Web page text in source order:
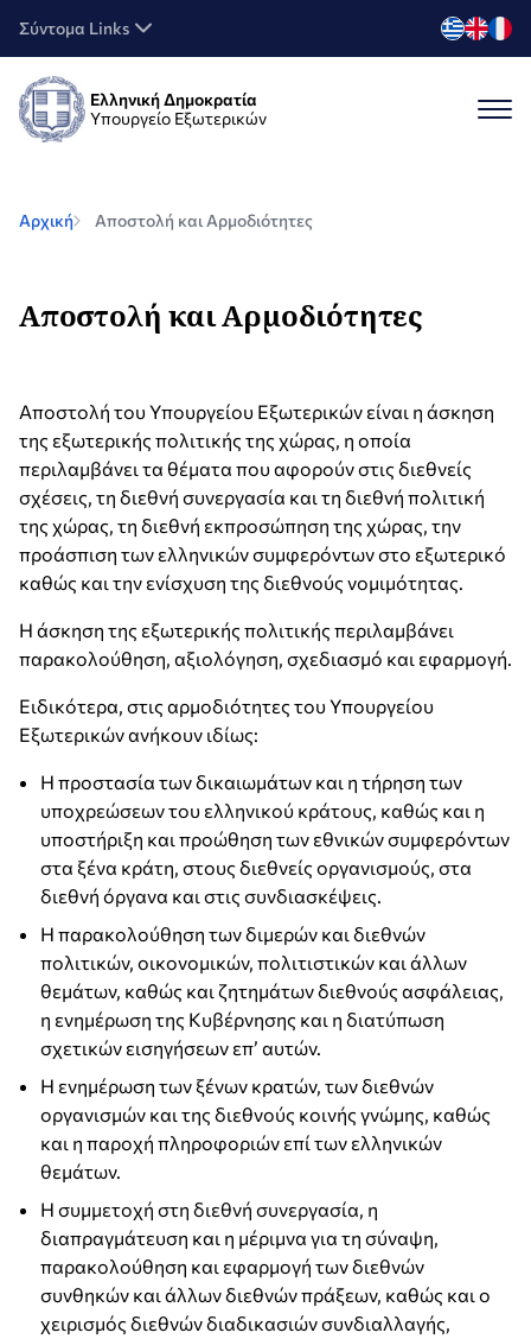
Σύντομα Links
Ελληνική Δημοκρατία
Υπουργείο Εξωτερικών
Αρχική Αποστολή και Αρμοδιότητες
Αποστολή και Αρμοδιότητες
Αποστολή του Υπουργείου Εξωτερικών είναι η άσκηση
της εξωτερικής πολιτικής της χώρας, η οποία
περιλαμβάνει τα θέματα που αφορούν στις διεθνείς
σχέσεις, τη διεθνή συνεργασία και τη διεθνή πολιτική
της χώρας, τη διεθνή εκπροσώπηση της χώρας, την
προάσπιση των ελληνικών συμφερόντων στο εξωτερικό
καθώς και την ενίσχυση της διεθνούς νομιμότητας.
Η άσκηση της εξωτερικής πολιτικής περιλαμβάνει
παρακολούθηση, αξιολόγηση, σχεδιασμό και εφαρμογή.
Ειδικότερα, στις αρμοδιότητες του Υπουργείου
Εξωτερικών ανήκουν ιδίως:
Η προστασία των δικαιωμάτων και η τήρηση των
υποχρεώσεων του ελληνικού κράτους, καθώς και η
υποστήριξη και προώθηση των εθνικών συμφερόντων
στα ξένα κράτη, στους διεθνείς οργανισμούς, στα
διεθνή όργανα και στις συνδιασκέψεις.
Η παρακολούθηση των διμερών και διεθνών
πολιτικών, οικονομικών, πολιτιστικών και άλλων
θεμάτων, καθώς και ζητημάτων διεθνούς ασφάλειας,
η ενημέρωση της Κυβέρνησης και η διατύπωση
σχετικών εισηγήσεων επ’ αυτών.
Η ενημέρωση των ξένων κρατών, των διεθνών
οργανισμών και της διεθνούς κοινής γνώμης, καθώς
και η παροχή πληροφοριών επί των ελληνικών
θεμάτων.
Η συμμετοχή στη διεθνή συνεργασία, η
διαπραγμάτευση και η μέριμνα για τη σύναψη,
παρακολούθηση και εφαρμογή των διεθνών
συνθηκών και άλλων διεθνών πράξεων, καθώς και ο
χειρισμός διεθνών διαδικασιών συνδιαλλαγής,